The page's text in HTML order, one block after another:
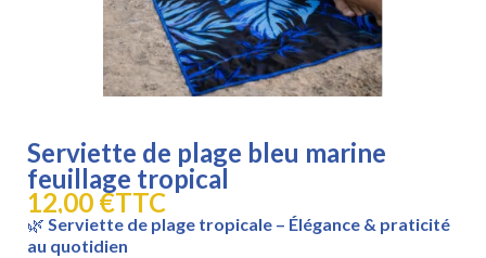
Serviette de plage bleu marine
feuillage tropical
12,00 €TTC
🌿 Serviette de plage tropicale – Élégance & praticité
au quotidien